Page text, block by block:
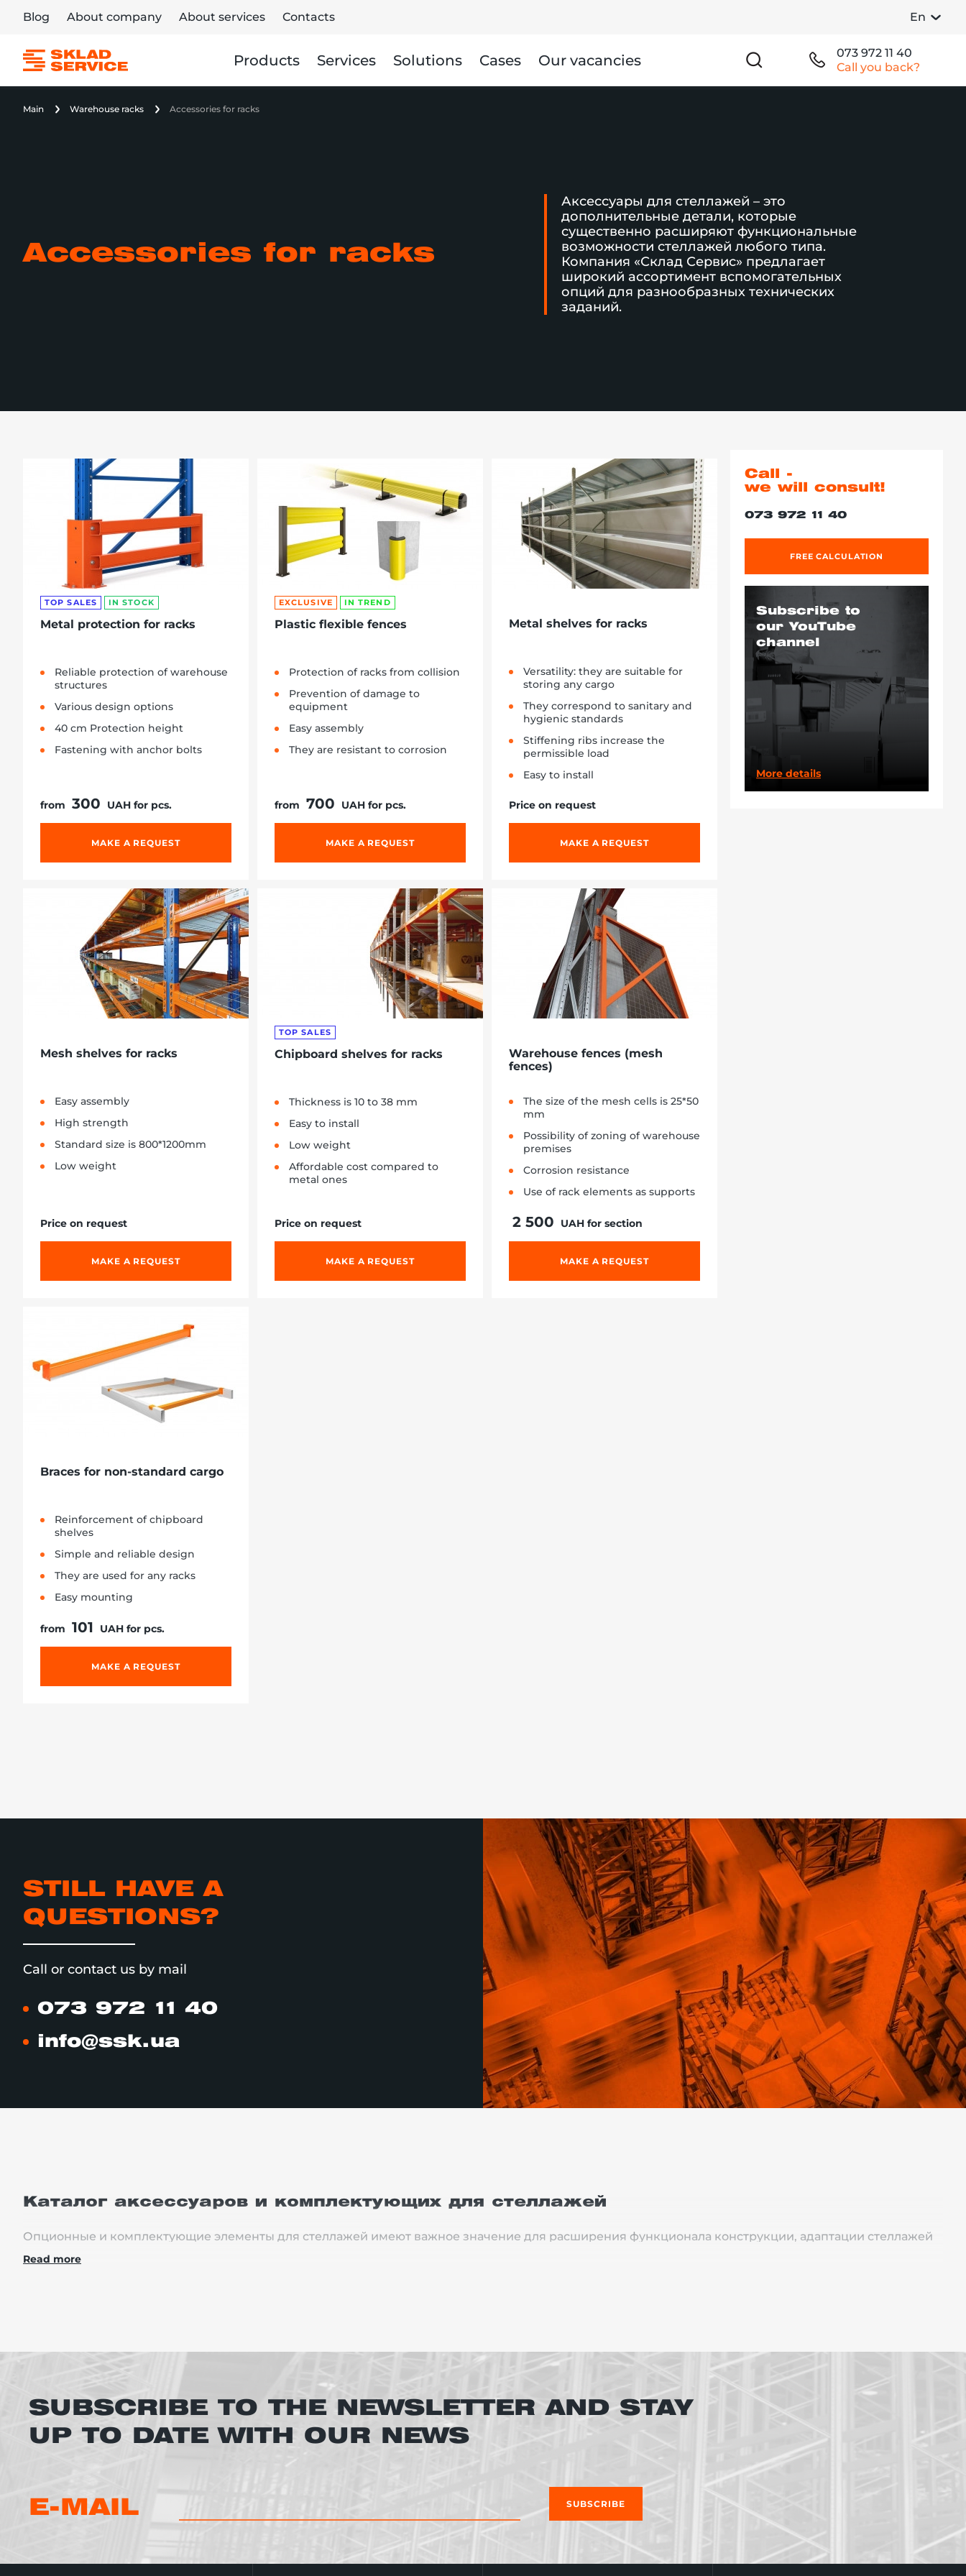
Blog About company About services Contacts En
Products Services Solutions Cases Our vacancies
073 972 11 40
Call you back?
Main Warehouse racks Accessories for racks
Accessories for racks
Аксессуары для стеллажей – это
дополнительные детали, которые
существенно расширяют функциональные
возможности стеллажей любого типа.
Компания «Склад Сервис» предлагает
широкий ассортимент вспомогательных
опций для разнообразных технических
заданий.
TOP SALES IN STOCK
Metal protection for racks
Reliable protection of warehouse
structures
Various design options
40 cm Protection height
Fastening with anchor bolts
from 300 UAH for pcs.
MAKE A REQUEST
EXCLUSIVE IN TREND
Plastic flexible fences
Protection of racks from collision
Prevention of damage to
equipment
Easy assembly
They are resistant to corrosion
from 700 UAH for pcs.
MAKE A REQUEST
Metal shelves for racks
Versatility: they are suitable for
storing any cargo
They correspond to sanitary and
hygienic standards
Stiffening ribs increase the
permissible load
Easy to install
Price on request
MAKE A REQUEST
Mesh shelves for racks
Easy assembly
High strength
Standard size is 800*1200mm
Low weight
Price on request
MAKE A REQUEST
TOP SALES
Chipboard shelves for racks
Thickness is 10 to 38 mm
Easy to install
Low weight
Affordable cost compared to
metal ones
Price on request
MAKE A REQUEST
Warehouse fences (mesh
fences)
The size of the mesh cells is 25*50
mm
Possibility of zoning of warehouse
premises
Corrosion resistance
Use of rack elements as supports
2 500 UAH for section
MAKE A REQUEST
Braces for non-standard cargo
Reinforcement of chipboard
shelves
Simple and reliable design
They are used for any racks
Easy mounting
from 101 UAH for pcs.
MAKE A REQUEST
Call -
we will consult!
073 972 11 40
FREE CALCULATION
Subscribe to
our YouTube
channel
More details
STILL HAVE A
QUESTIONS?
Call or contact us by mail
073 972 11 40
info@ssk.ua
Каталог аксессуаров и комплектующих для стеллажей
Опционные и комплектующие элементы для стеллажей имеют важное значение для расширения функционала конструкции, адаптации стеллажей
под технологический процесс, для обеспечения безопасности операций по обработке заказов, повышения эстетический привлекательности
модели, что в целом позитивно отражается на функционирования склада, производственных помещений, выставочных залов и торговых объектов.
пластиковые гибкие ограждения - также, представляют собой защиту оснований стеллажных конструкций от деформации при ударном
металлические полки для стеллажей - используется для размещения негабаритного, штучного и непаллетированного грузов;
сетчатые полки для стеллажей - используются для хранения штучных грузов на паллетных стеллажах;
полки из ДСП для стеллажей - выгодны своей более низкой стоимостью, по сравнению с аналогичными металлическими комплектующими,
применяются чаще всего в торговых залах для размещения штучных и мелкоштучных товаров;
складские ограждения (сетчатые заборы) - предназначены для зонирования крупных складских и производственных помещений;
Read more
SUBSCRIBE TO THE NEWSLETTER AND STAY
UP TO DATE WITH OUR NEWS
E-MAIL SUBSCRIBE